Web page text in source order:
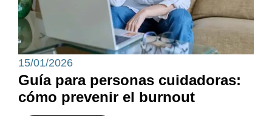
15/01/2026
Guía para personas cuidadoras:
cómo prevenir el burnout